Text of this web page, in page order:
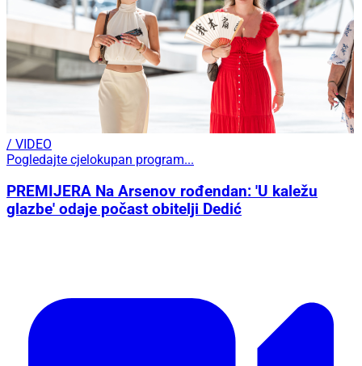
/ VIDEO
Pogledajte cjelokupan program...
PREMIJERA Na Arsenov rođendan: 'U kaležu
glazbe' odaje počast obitelji Dedić